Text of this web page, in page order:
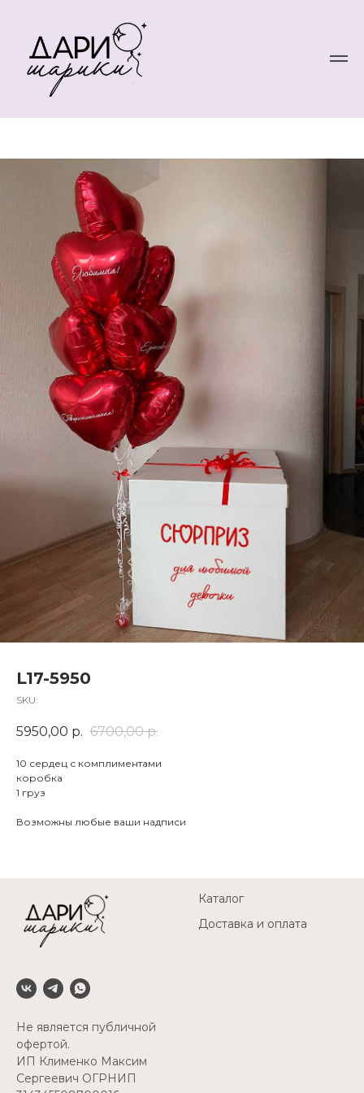
L17-5950
SKU:
5950,00 р. 6700,00 р.
10 сердец с комплиментами
коробка
1 груз
Возможны любые ваши надписи
Не является публичной
офертой.
ИП Клименко Максим
Сергеевич ОГРНИП
Каталог
Доставка и оплата